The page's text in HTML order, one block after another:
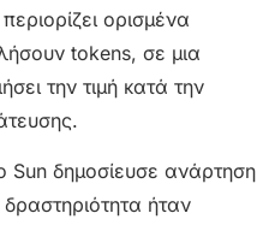
ορισμένα
tokens, σε μια
την τιμή κατά την
Sun δημοσίευσε ανάρτηση
δραστηριότητα ήταν